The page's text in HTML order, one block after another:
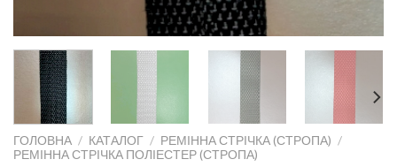
ГОЛОВНА / КАТАЛОГ / РЕМІННА СТРІЧКА (СТРОПА) /
РЕМІННА СТРІЧКА ПОЛІЕСТЕР (СТРОПА)